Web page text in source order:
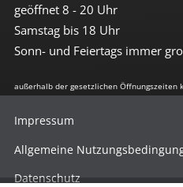
geöffnet 8 - 20 Uhr
Samstag bis 18 Uhr
Sonn- und Feiertags immer
außerhalb der gesetzlichen Öffnungszeiten
Impressum
Allgemeine
Datenschutz